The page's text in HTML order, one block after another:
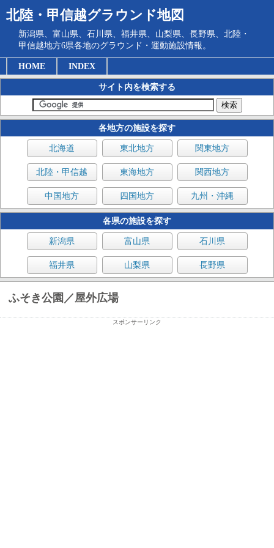
北陸・甲信越グラウンド地図
新潟県、富山県、石川県、福井県、山梨県、長野県、北陸・
甲信越地方6県各地のグラウンド・運動施設情報。
HOME INDEX
サイト内を検索する
各地方の施設を探す
北海道 東北地方 関東地方
北陸・甲信越 東海地方 関西地方
中国地方 四国地方 九州・沖縄
各県の施設を探す
新潟県 富山県 石川県
福井県 山梨県 長野県
ふそき公園／屋外広場
スポンサーリンク